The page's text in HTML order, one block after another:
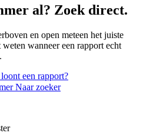
al? Zoek direct.
en open meteen het juiste
wanneer een rapport echt
een rapport?
Naar zoeker